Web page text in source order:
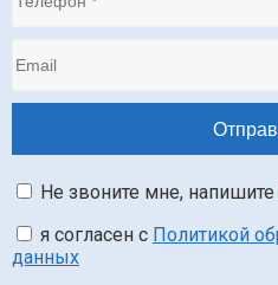
Не звоните мне, напишите
я согласен с Политикой
данных